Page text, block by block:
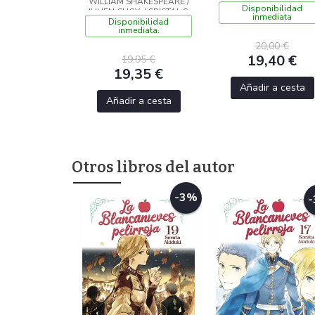
JULIEN CHOY, / CRISTAL S.
CHAN,
Disponibilidad
inmediata.
19,95 €
19,35 €
Añadir a cesta
Disponibilidad
inmediata
20,00 €
19,40 €
Añadir a cesta
Otros libros del autor
-3%